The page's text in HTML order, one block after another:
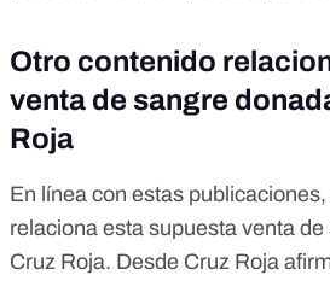
Otro contenido
venta de sangre
Roja
En línea con estas
relaciona esta supuesta venta
Cruz Roja. Desde Cruz Roja